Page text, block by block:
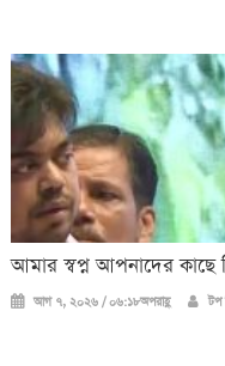
আমার স্বপ্ন আপনাদের কাছে
আগ ৭, ২০২৬ / ০৬:১৮অপরাহ্ণ টপ